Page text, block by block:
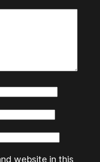
website in this